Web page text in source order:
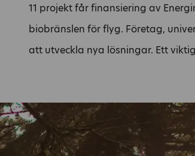
11 projekt får finansiering av
biobränslen för flyg. Företag,
att utveckla nya lösningar. Ett